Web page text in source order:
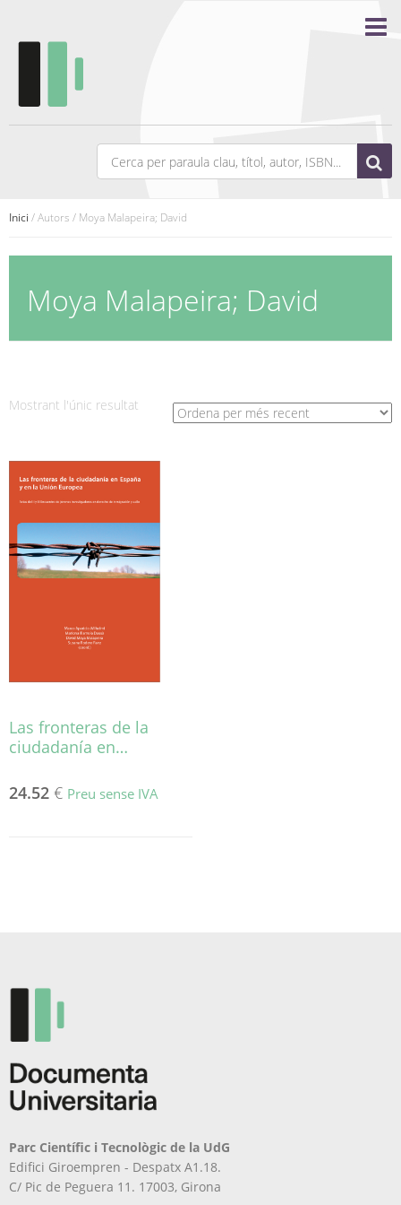
Inici / Autors / Moya Malapeira; David
Moya Malapeira; David
Mostrant l'únic resultat
Las fronteras de la
ciudadanía en…
24.52 € Preu sense IVA
Parc Científic i Tecnològic de la UdG
Edifici Giroempren - Despatx A1.18.
C/ Pic de Peguera 11. 17003, Girona